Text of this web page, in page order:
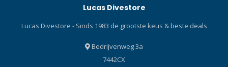
zwembaden
musketonhaak van een
het vastzetten van kleine
Lucas Divestore
Lucas Divestore - Sinds 1983 de grootste keus & beste deals
Bedrijvenweg 3a
7442CX